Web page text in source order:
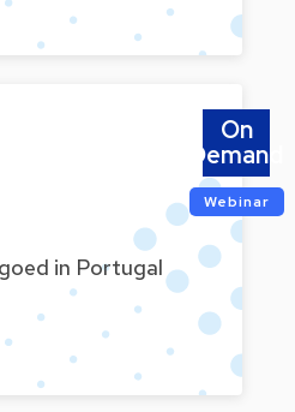
in Portugal
On
Demand
Webinar